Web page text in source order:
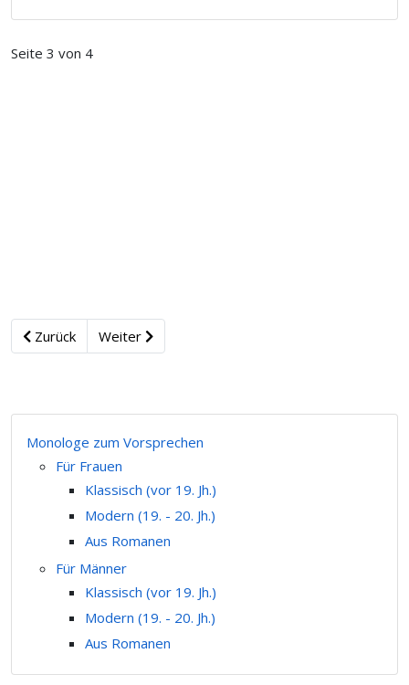
Seite 3 von 4
Zurück Weiter
Monologe zum Vorsprechen
Für Frauen
Klassisch (vor 19. Jh.)
Modern (19. - 20. Jh.)
Aus Romanen
Für Männer
Klassisch (vor 19. Jh.)
Modern (19. - 20. Jh.)
Aus Romanen